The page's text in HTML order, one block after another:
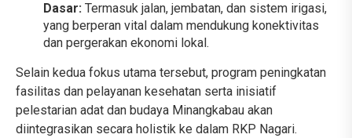
Dasar: Termasuk jalan, jembatan, dan sistem irigasi,
yang berperan vital dalam mendukung konektivitas
dan pergerakan ekonomi lokal.
Selain kedua fokus utama tersebut, program peningkatan
fasilitas dan pelayanan kesehatan serta inisiatif
pelestarian adat dan budaya Minangkabau akan
diintegrasikan secara holistik ke dalam RKP Nagari.